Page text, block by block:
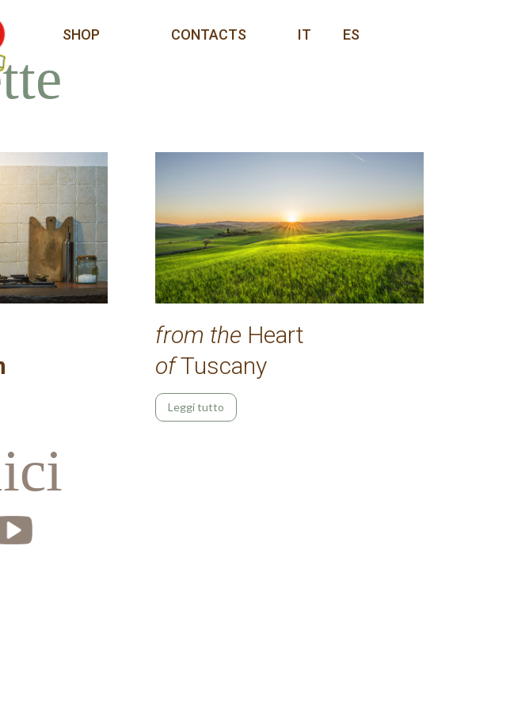
SHOP CONTACTS IT ES
from the Heart
ofTuscany
Leggi tutto